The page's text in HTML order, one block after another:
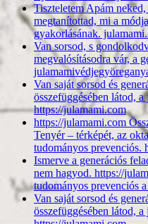
Tiszteletem Apám
megtanítottad, mi a
gyakorlásának.
Van sorsod, s
megvalósításodra vár, a
Van saját sorsod és
összefüggésében látod,
https://julamami.com
https://julamami.com
Tenyér – térképét, az
tudományos prevenciós.
Ismerve a generációs
nem hagyod. https://
tudományos prevenciós
Van saját sorsod és
összefüggésében látod,